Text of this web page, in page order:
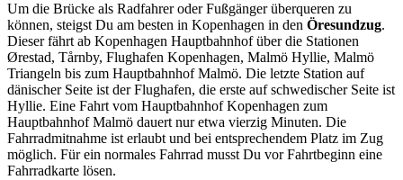
Um die Brücke als Radfahrer oder Fußgänger überqueren zu
können, steigst Du am besten in Kopenhagen in den Öresundzug.
Dieser fährt ab Kopenhagen Hauptbahnhof über die Stationen
Ørestad, Tårnby, Flughafen Kopenhagen, Malmö Hyllie, Malmö
Triangeln bis zum Hauptbahnhof Malmö. Die letzte Station auf
dänischer Seite ist der Flughafen, die erste auf schwedischer Seite ist
Hyllie. Eine Fahrt vom Hauptbahnhof Kopenhagen zum
Hauptbahnhof Malmö dauert nur etwa vierzig Minuten. Die
Fahrradmitnahme ist erlaubt und bei entsprechendem Platz im Zug
möglich. Für ein normales Fahrrad musst Du vor Fahrtbeginn eine
Fahrradkarte lösen.